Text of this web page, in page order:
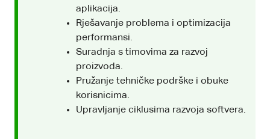
aplikacija.
Rješavanje problema i optimizacija
performansi.
Suradnja s timovima za razvoj
proizvoda.
Pružanje tehničke podrške i obuke
korisnicima.
Upravljanje ciklusima razvoja softvera.